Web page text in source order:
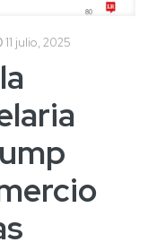
11 julio, 2025